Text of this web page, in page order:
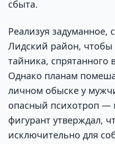
сбыта.
Реализуя задуманное,
Лидский район, чтобы
тайника, спрятанного
Однако планам
личном обыске у
опасный психотроп —
фигурант утверждал,
исключительно для